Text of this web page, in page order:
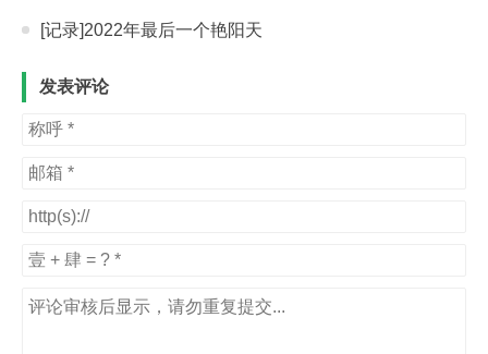
[记录]2022年最后一个艳阳天
发表评论